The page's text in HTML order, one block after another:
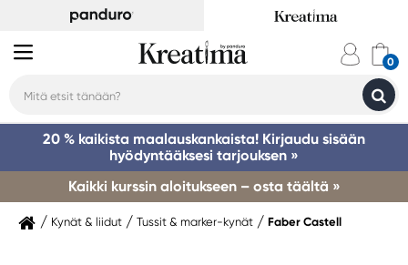
20 % kaikista maalauskankaista! Kirjaudu sisään
hyödyntääksesi tarjouksen »
Kaikki kurssin aloitukseen – osta täältä »
Kynät & liidut Tussit & marker-kynät Faber Castell